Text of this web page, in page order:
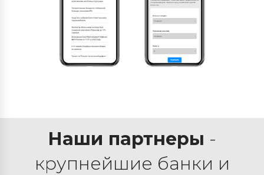
Наши партнеры -
крупнейшие банки и